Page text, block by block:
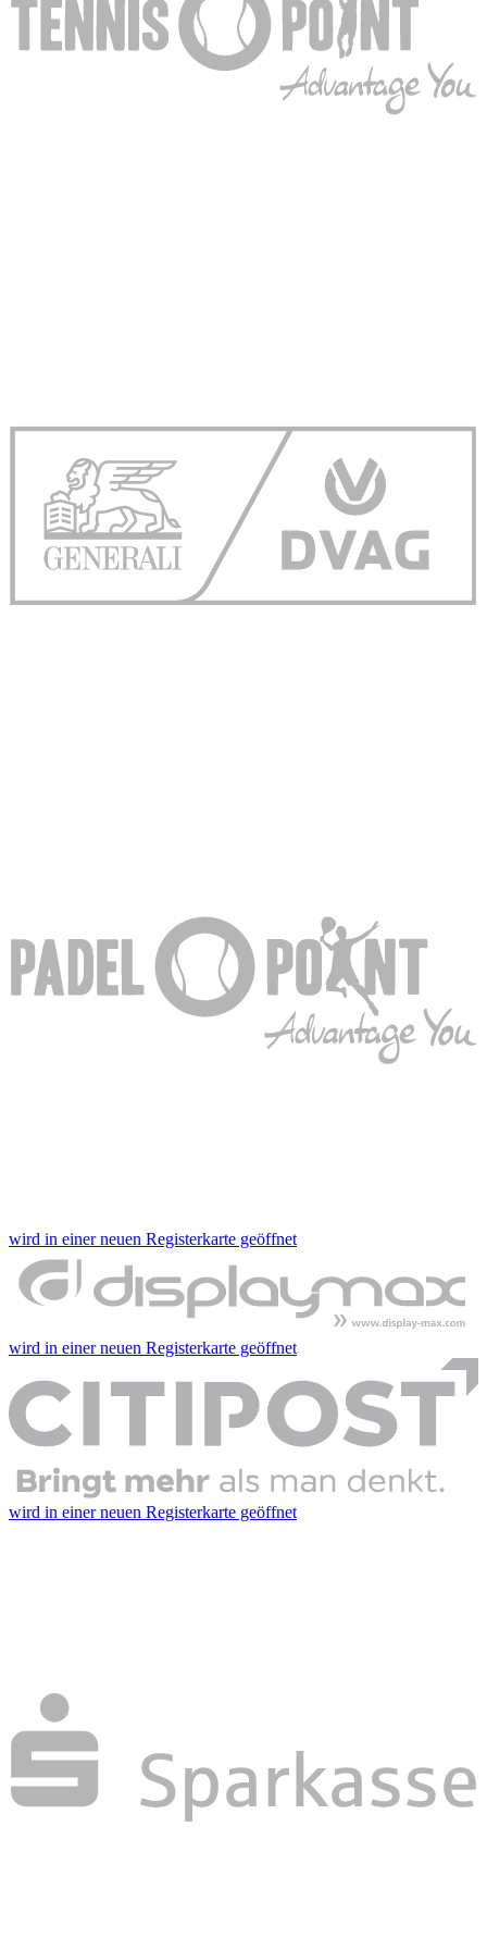
wird in einer neuen Registerkarte geöffnet
wird in einer neuen Registerkarte geöffnet
wird in einer neuen Registerkarte geöffnet